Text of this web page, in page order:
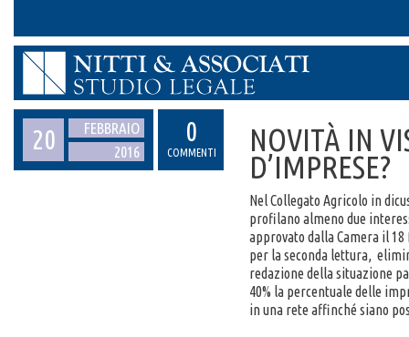
20
FEBBRAIO
2016
0
COMMENTI NOVITÀ IN
D’IMPRESE?
Nel Collegato Agricolo in
profilano almeno due
approvato dalla Camera il
per la seconda lettura,
redazione della situazione
40% la percentuale delle
in una rete affinché siano